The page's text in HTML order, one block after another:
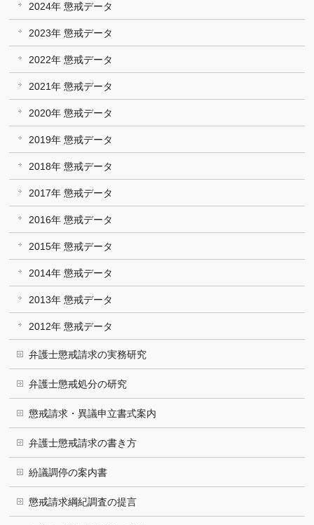
2024年 懲戒データ
2023年 懲戒データ
2022年 懲戒データ
2021年 懲戒データ
2020年 懲戒データ
2019年 懲戒データ
2018年 懲戒データ
2017年 懲戒データ
2016年 懲戒データ
2015年 懲戒データ
2014年 懲戒データ
2013年 懲戒データ
2012年 懲戒データ
弁護士懲戒請求の実務研究
弁護士懲戒処分の研究
懲戒請求・異議申立書式案内
弁護士懲戒請求の書き方
紛議調停の案内書
懲戒請求綱紀調査の提言